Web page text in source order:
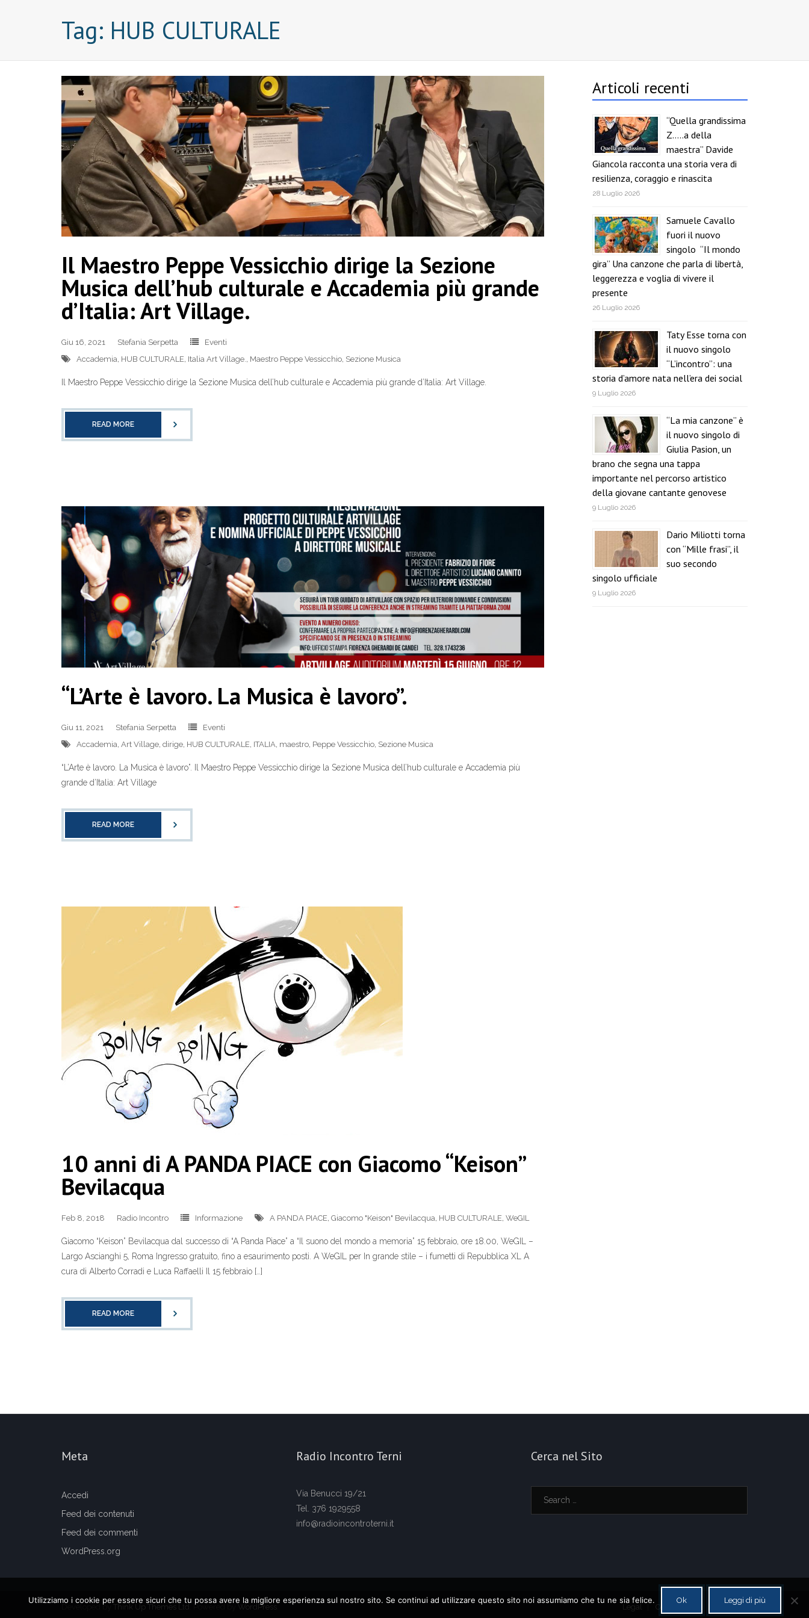
Tag: HUB CULTURALE
Il Maestro Peppe Vessicchio dirige la Sezione
Musica dell’hub culturale e Accademia più grande
d’Italia: Art Village.
Giu 16, 2021 Stefania Serpetta
Eventi
Accademia, HUB CULTURALE, Italia Art Village., Maestro Peppe Vessicchio, Sezione Musica
Il Maestro Peppe Vessicchio dirige la Sezione Musica dell’hub culturale e Accademia più grande d’Italia: Art Village.
READ MORE
“L’Arte è lavoro. La Musica è lavoro”.
Giu 11, 2021 Stefania Serpetta
Eventi
Accademia Art Village dirige HUB CULTURALE ITALIA maestro Peppe Vessicchio Sezione Musica
“L’Arte è lavoro. La Musica è lavoro”. Il Maestro Peppe Vessicchio dirige la Sezione Musica dell’hub culturale e Accademia più
grande d’Italia: Art Village
READ MORE
10 anni di A PANDA PIACE con Giacomo “Keison”
Bevilacqua
Feb 8, 2018 Radio Incontro Informazione A PANDA PIACE Giacomo "Keison" Bevilacqua HUB CULTURALE WeGIL
Giacomo “Keison” Bevilacqua dal successo di “A Panda Piace” a “Il suono del mondo a memoria” 15 febbraio, ore 18.00, WeGIL –
Largo Ascianghi 5, Roma Ingresso gratuito, fino a esaurimento posti. A WeGIL per In grande stile – i fumetti di Repubblica XL A
cura di Alberto Corradi e Luca Raffaelli Il 15 febbraio […]
READ MORE
Articoli recenti
“Quella grandissima
Z…..a della
maestra” Davide
Giancola racconta una storia vera di
resilienza, coraggio e rinascita
28 Luglio 2026
Samuele Cavallo
fuori il nuovo
singolo “Il mondo
gira” Una canzone che parla di libertà,
leggerezza e voglia di vivere il
presente
26 Luglio 2026
Taty Esse torna con
il nuovo singolo
“L’incontro”: una
storia d’amore nata nell’era dei social
9 Luglio 2026
“La mia canzone” è
il nuovo singolo di
Giulia Pasion, un
brano che segna una tappa
importante nel percorso artistico
della giovane cantante genovese
9 Luglio 2026
Dario Miliotti torna
con “Mille frasi”, il
suo secondo
singolo ufficiale
9 Luglio 2026
Meta
Accedi
Feed dei contenuti
Feed dei commenti
WordPress.org
Radio Incontro Terni
Via Benucci 19/21
Tel. 376 1929558
info@radioincontroterni.it
Cerca nel Sito
Developed by Think Up Themes Ltd . Powered by WordPress Legal Cookie policy Contatti
Utilizziamo i cookie per essere sicuri che tu possa avere la migliore esperienza sul nostro sito. Se continui ad utilizzare questo sito noi assumiamo che tu ne sia felice. Ok Leggi di più